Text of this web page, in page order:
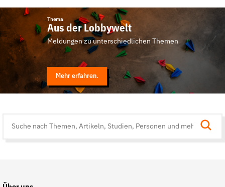
Thema
Aus der Lobbywelt
Meldungen zu unterschiedlichen Themen
Mehr erfahren.